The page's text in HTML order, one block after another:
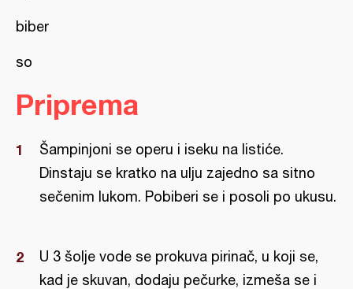
biber
so
Priprema
Šampinjoni se operu i iseku na listiće.
Dinstaju se kratko na ulju zajedno sa sitno
sečenim lukom. Pobiberi se i posoli po ukusu.
U 3 šolje vode se prokuva pirinač, u koji se,
kad je skuvan, dodaju pečurke, izmeša se i